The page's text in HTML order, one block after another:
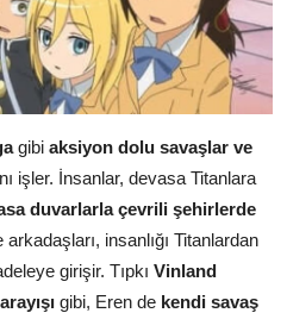
gibi aksiyon dolu savaşlar ve
işler. İnsanlar, devasa Titanlara
duvarlarla çevrili şehirlerde
insanlığı Titanlardan
girişir. Tıpkı Vinland
gibi, Eren de kendi savaş